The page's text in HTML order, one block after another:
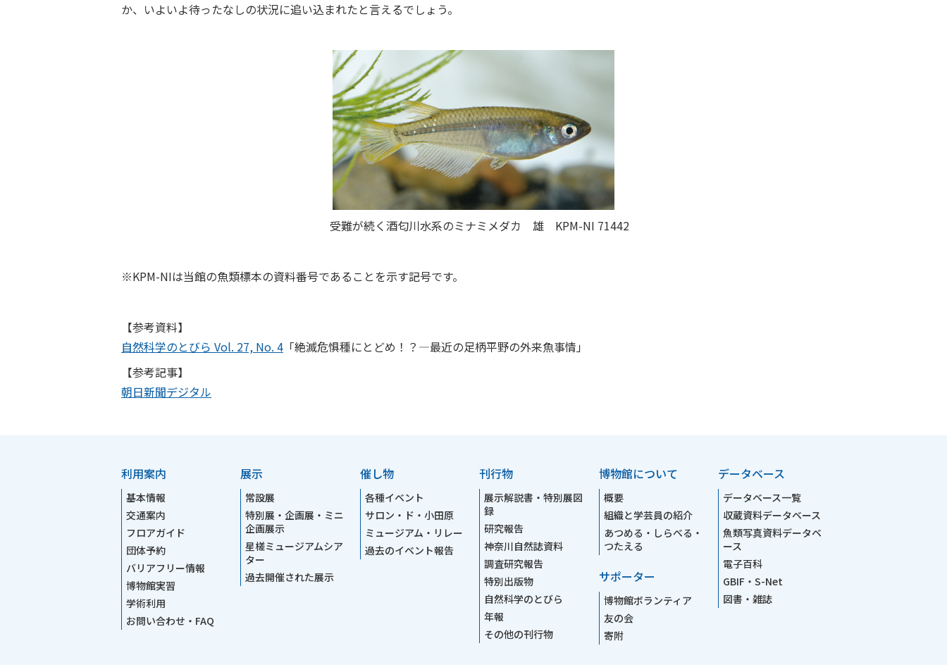
か、いよいよ待ったなしの状況に追い込まれたと言えるでしょう。
受難が続く酒匂川水系のミナミメダカ 雄 KPM-NI 71442
※KPM-NIは当館の魚類標本の資料番号であることを示す記号です。
【参考資料】
自然科学のとびら Vol. 27, No. 4 「絶滅危惧種にとどめ！？―最近の足柄平野の外来魚事情」
【参考記事】
朝日新聞デジタル
利用案内
基本情報
交通案内
フロアガイド
団体予約
バリアフリー情報
博物館実習
学術利用
お問い合わせ・FAQ
展示
常設展
特別展・企画展・ミニ
企画展示
星槎ミュージアムシア
ター
過去開催された展示
催し物
各種イベント
サロン・ド・小田原
ミュージアム・リレー
過去のイベント報告
刊行物
展示解説書・特別展図
録
研究報告
神奈川自然誌資料
調査研究報告
特別出版物
自然科学のとびら
年報
その他の刊行物
博物館について
概要
組織と学芸員の紹介
あつめる・しらべる・
つたえる
サポーター
博物館ボランティア
友の会
寄附
データベース
データベース一覧
収蔵資料データベース
魚類写真資料データベ
ース
電子百科
GBIF・S-Net
図書・雑誌